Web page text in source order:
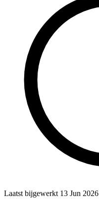
Laatst bijgewerkt 13 Jun 2026